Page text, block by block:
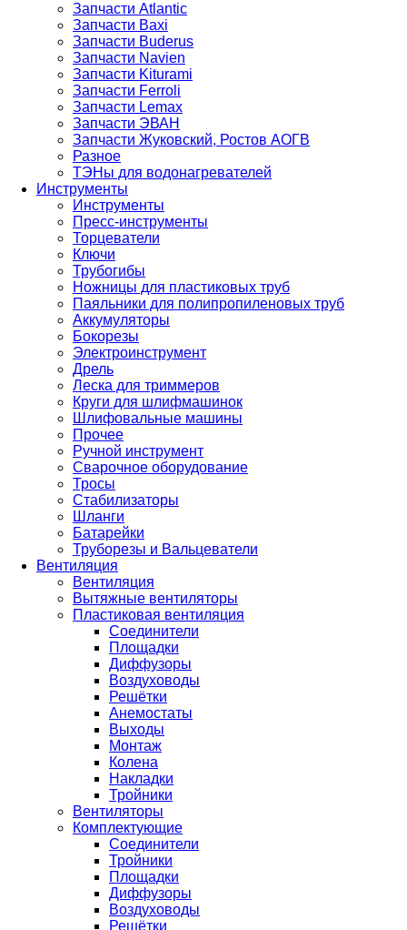
Запчасти Atlantic
Запчасти Baxi
Запчасти Buderus
Запчасти Navien
Запчасти Kiturami
Запчасти Ferroli
Запчасти Lemax
Запчасти ЭВАН
Запчасти Жуковский, Ростов АОГВ
Разное
ТЭНы для водонагревателей
Инструменты
Инструменты
Пресс-инструменты
Торцеватели
Ключи
Трубогибы
Ножницы для пластиковых труб
Паяльники для полипропиленовых труб
Аккумуляторы
Бокорезы
Электроинструмент
Дрель
Леска для триммеров
Круги для шлифмашинок
Шлифовальные машины
Прочее
Ручной инструмент
Сварочное оборудование
Тросы
Стабилизаторы
Шланги
Батарейки
Труборезы и Вальцеватели
Вентиляция
Вентиляция
Вытяжные вентиляторы
Пластиковая вентиляция
Соединители
Площадки
Диффузоры
Воздуховоды
Решётки
Анемостаты
Выходы
Монтаж
Колена
Накладки
Тройники
Вентиляторы
Комплектующие
Соединители
Тройники
Площадки
Диффузоры
Воздуховоды
Решётки